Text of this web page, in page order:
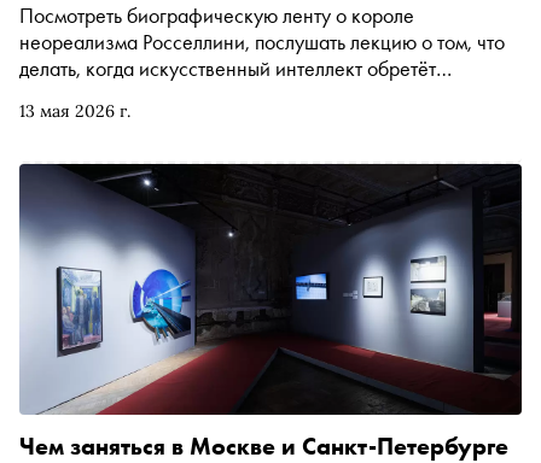
13 мая 2026 г.
Посмотреть биографическую ленту о короле
неореализма Росселлини, послушать лекцию о том, что
делать, когда искусственный интеллект обретёт
спектакль-кабаре о Дине Верни. Рассказываем, чем
Чем заняться в Москве и Санкт-Петербурге